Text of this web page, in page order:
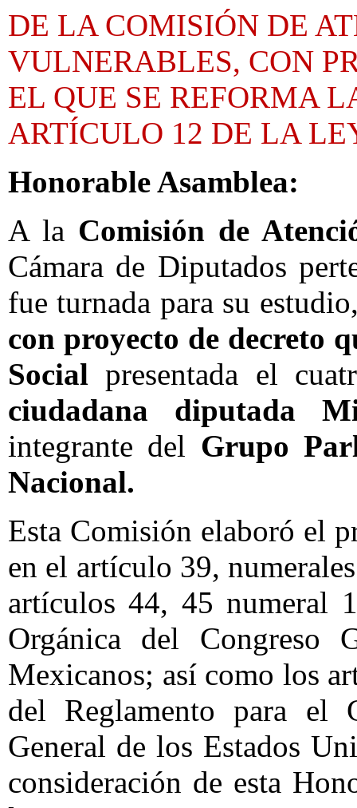
DE LA COMISIÓN DE
VULNERABLES, CON
EL QUE SE REFORMA
ARTÍCULO 12 DE LA
Honorable Asamblea:
A la Comisión de
Cámara de Diputados
fue turnada para su
con proyecto de decreto
Social presentada el
ciudadana diputada
integrante del Grupo
Nacional.
Esta Comisión elaboró el
en el artículo 39,
artículos 44, 45
Orgánica del Congreso
Mexicanos; así como los
del Reglamento para el
General de los Estados
consideración de esta